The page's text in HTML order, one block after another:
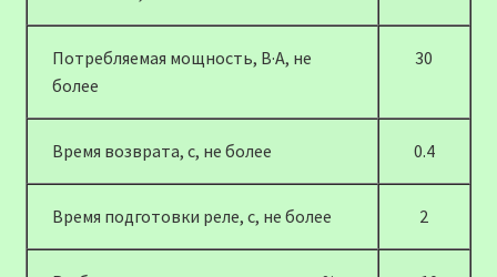
Потребляемая мощность, В·А, не
более
30
Время возврата, с, не более 0.4
Время подготовки реле, с, не более 2